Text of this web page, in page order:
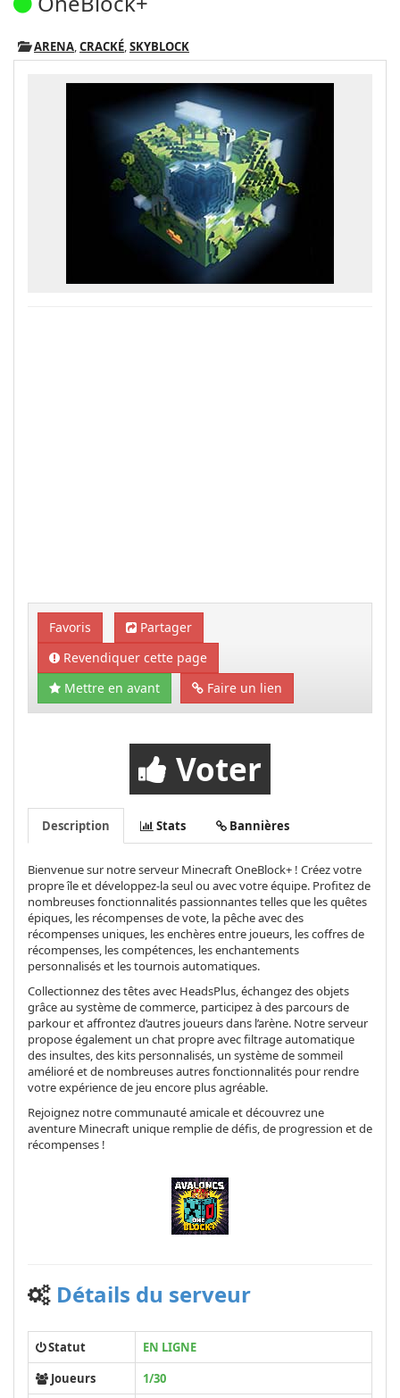
ARENA,CRACKÉ,SKYBLOCK
Favoris
Partager
Revendiquer cette page
Mettre en avant
Faire un lien
Voter
Description Stats Bannières
Bienvenue sur notre serveur MinecraftOneBlock+ ! Créez votre
propre île et développez-la seul ou avec votre équipe. Profitez de
nombreuses fonctionnalités passionnantes telles que les quêtes
épiques, les récompenses de vote, la pêche avec des
récompenses uniques, les enchères entre joueurs, les coffres de
récompenses, les compétences, les enchantements
personnalisés et les tournois automatiques.
Collectionnez des têtes avec HeadsPlus, échangez des objets
grâce au système de commerce, participez à des parcours de
parkour et affrontez d’autres joueurs dans l’arène. Notre serveur
propose également un chat propre avec filtrage automatique
des insultes, des kits personnalisés, un système de sommeil
amélioré et de nombreuses autres fonctionnalités pour rendre
votre expérience de jeu encore plus agréable.
Rejoignez notre communauté amicale et découvrez une
aventure Minecraft unique remplie de défis, de progression et de
récompenses !
Détails du serveur
Statut
EN LIGNE
Joueurs
1/30